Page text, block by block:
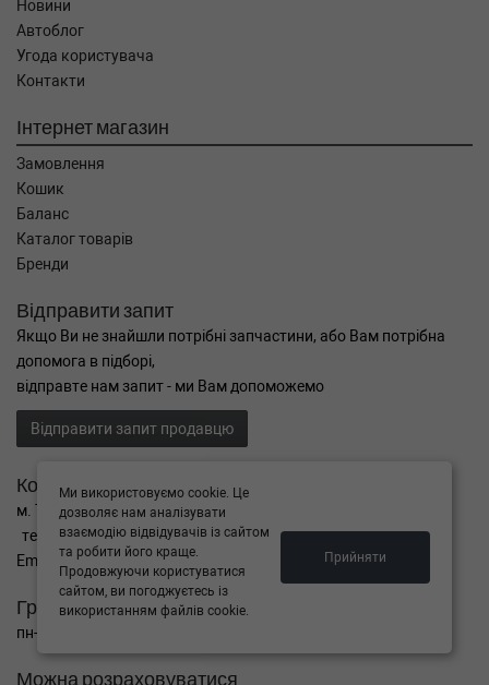
Новини
Автоблог
Угода користувача
Контакти
Інтернет магазин
Замовлення
Кошик
Баланс
Каталог товарів
Бренди
Відправити запит
Якщо Ви не знайшли потрібні запчастини, або Вам потрібна
допомога в підборі,
відправте нам запит - ми Вам допоможемо
Відправити запит продавцю
Контакти
м. Тернопіль вул. Микулинецька 106а
тел. +38(099)650-59-19
Email. autokitparts@yahoo.com
Графік роботи
пн-пт з 9:00 до 17:00, сб - вихідний, нд - вихідний
Можна розраховуватися
Ми використовуємо cookie. Це
дозволяє нам аналізувати
взаємодію відвідувачів із сайтом
та робити його краще.
Продовжуючи користуватися
сайтом, ви погоджуєтесь із
використанням файлів cookie.
Прийняти